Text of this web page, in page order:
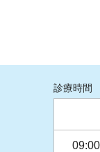
診療時間